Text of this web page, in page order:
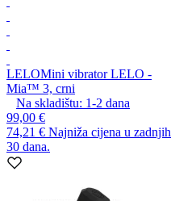
LELOMini vibrator LELO -
Mia™ 3, crni
Na skladištu: 1-2 dana
99,00 €
74,21 € Najniža cijena u zadnjih
30 dana.